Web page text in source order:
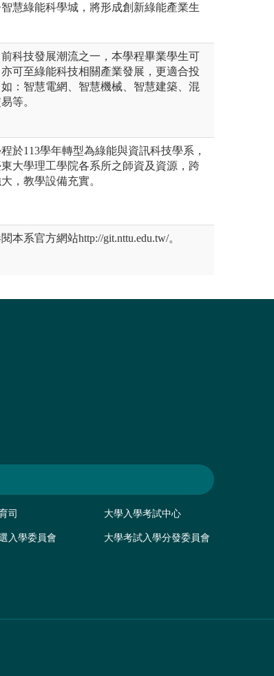
慧綠能科學城，將形成創新綠能產業生
科技發展潮流之一，本學程畢業學生可
可至綠能科技相關產業發展，更適合投
：智慧電網、智慧機械、智慧建築、混
等。
於113學年轉型為綠能與資訊科技學系，
大學理工學院各系所之師資及資源，跨
，教學設備充實。
本系官方網站http://git.nttu.edu.tw/。
司 大學入學考試中心
入學委員會 大學考試入學分發委員會